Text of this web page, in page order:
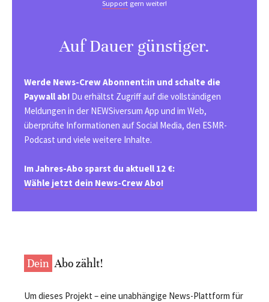
Support gern weiter!
Auf Dauer günstiger.
Werde News-Crew Abonnent:in und schalte die
Paywall ab! Du erhältst Zugriff auf die vollständigen
Meldungen in der NEWSiversum App und im Web,
überprüfte Informationen auf Social Media, den ESMR-
Podcast und viele weitere Inhalte.
Im Jahres-Abo sparst du aktuell 12 €:
Wähle jetzt dein News-Crew Abo!
Dein Abo zählt!
Um dieses Projekt – eine unabhängige News-Plattform für